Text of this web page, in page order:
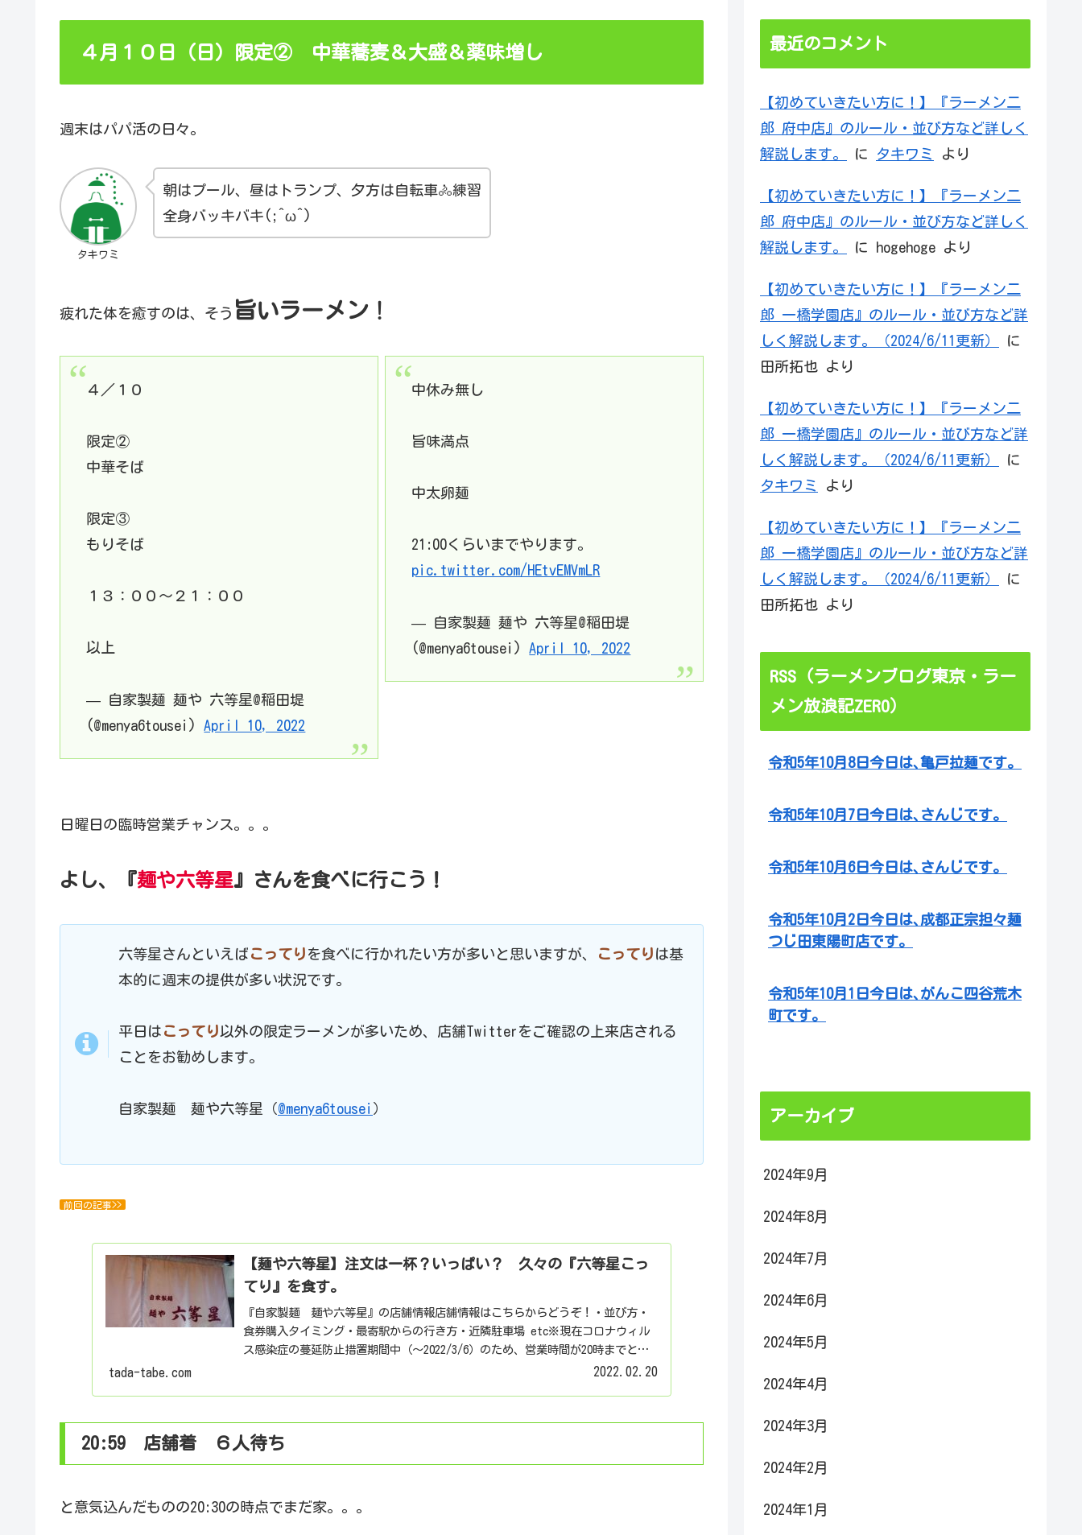
４月１０日（日）限定② 中華蕎麦＆大盛＆薬味増し
週末はパパ活の日々。
タキワミ
朝はプール、昼はトランプ、夕方は自転車🚴練習
全身バッキバキ(;^ω^)
疲れた体を癒すのは、そう 旨いラーメン ！
４／１０
限定②
中華そば
限定③
もりそば
１３：００〜２１：００
以上
— 自家製麺 麺や 六等星@稲田堤
(@menya6tousei)April 10, 2022
中休み無し
旨味満点
中太卵麺
21:00くらいまでやります。
pic.twitter.com/HEtvEMVmLR
— 自家製麺 麺や 六等星@稲田堤
(@menya6tousei)April 10, 2022
日曜日の臨時営業チャンス。。。
よし、『麺や六等星』さんを食べに行こう！
六等星さんといえば こってり を食べに行かれたい方が多いと思いますが、 こってり は基
本的に週末の提供が多い状況です。
平日は こってり 以外の限定ラーメンが多いため、店舗Twitterをご確認の上来店される
ことをお勧めします。
自家製麺 麺や六等星（@menya6tousei ）
前回の記事>>
【麺や六等星】注文は一杯？いっぱい？ 久々の『六等星こっ
てり』を食す。
『自家製麺 麺や六等星』の店舗情報店舗情報はこちらからどうぞ！・並び方・
食券購入タイミング・最寄駅からの行き方・近隣駐車場 etc※現在コロナウィル
ス感染症の蔓延防止措置期間中（～2022/3/6）のため、営業時間が20時までとな
tada-tabe.com 2022.02.20
20:59 店舗着 ６人待ち
と意気込んだものの20:30の時点でまだ家。。。
最近のコメント
【初めていきたい方に！】『ラーメン二
郎 府中店』のルール・並び方など詳しく
解説します。
に タキワミ より
【初めていきたい方に！】『ラーメン二
郎 府中店』のルール・並び方など詳しく
解説します。
に hogehoge より
【初めていきたい方に！】『ラーメン二
郎 一橋学園店』のルール・並び方など詳
しく解説します。（2024/6/11更新）
に
田所拓也 より
【初めていきたい方に！】『ラーメン二
郎 一橋学園店』のルール・並び方など詳
しく解説します。（2024/6/11更新）
に
タキワミ
より
【初めていきたい方に！】『ラーメン二
郎 一橋学園店』のルール・並び方など詳
しく解説します。（2024/6/11更新）
に
田所拓也 より
RSS（ラーメンブログ東京・ラー
メン放浪記ZERO）
令和5年10月8日今日は､亀戸拉麺です。
令和5年10月7日今日は､さんじです。
令和5年10月6日今日は､さんじです。
令和5年10月2日今日は､成都正宗担々麺
つじ田東陽町店です。
令和5年10月1日今日は､がんこ四谷荒木
町です。
アーカイブ
2024年9月
2024年8月
2024年7月
2024年6月
2024年5月
2024年4月
2024年3月
2024年2月
2024年1月